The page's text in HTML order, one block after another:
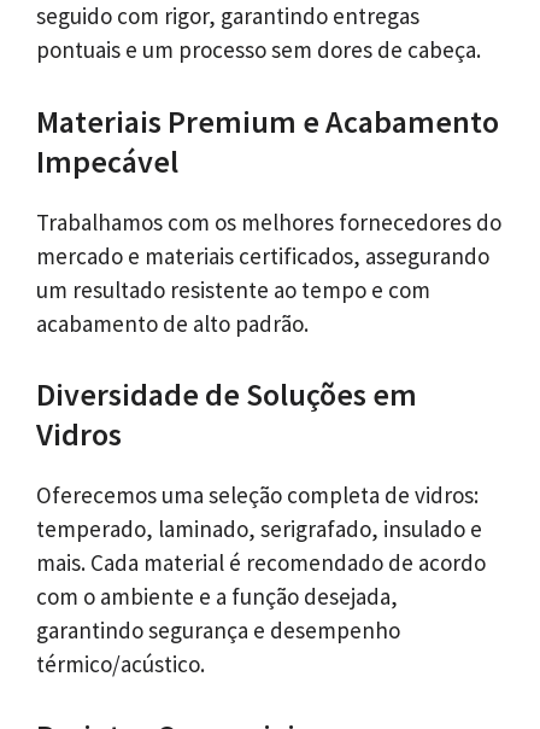
seguido com rigor, garantindo entregas
pontuais e um processo sem dores de cabeça.
Materiais Premium e Acabamento
Impecável
Trabalhamos com os melhores fornecedores do
mercado e materiais certificados, assegurando
um resultado resistente ao tempo e com
acabamento de alto padrão.
Diversidade de Soluções em
Vidros
Oferecemos uma seleção completa de vidros:
temperado, laminado, serigrafado, insulado e
mais. Cada material é recomendado de acordo
com o ambiente e a função desejada,
garantindo segurança e desempenho
térmico/acústico.